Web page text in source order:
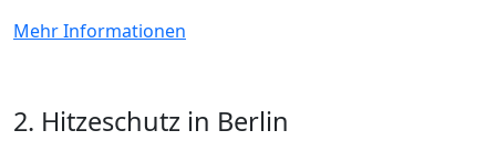
Mehr Informationen
2. Hitzeschutz in Berlin